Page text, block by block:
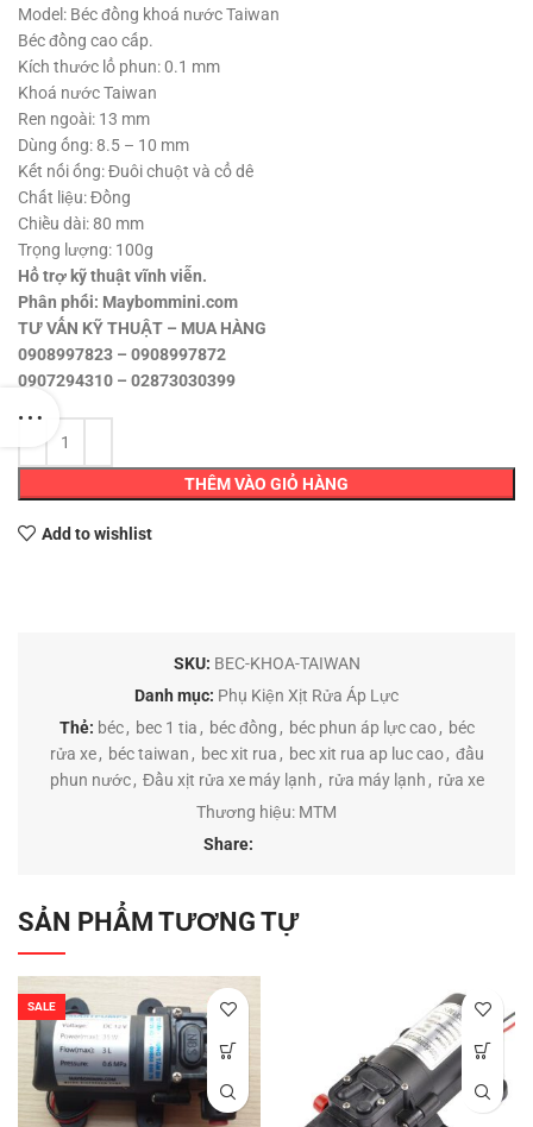
là:
120,000 ₫.
tại
75,000 ₫.
Model: Béc đồng khoá nước Taiwan
Béc đồng cao cấp.
Kích thước lổ phun: 0.1 mm
Khoá nước Taiwan
Ren ngoài: 13 mm
Dùng ống: 8.5 – 10 mm
Kết nối ống: Đuôi chuột và cổ dê
Chất liệu: Đồng
Chiều dài: 80 mm
Trọng lượng: 100g
Hổ trợ kỹ thuật vĩnh viễn.
Phân phối: Maybommini.com
TƯ VẤN KỸ THUẬT – MUA HÀNG
0908997823 – 0908997872
0907294310 – 02873030399
THÊM VÀO GIỎ HÀNG
Add to wishlist
SKU: BEC-KHOA-TAIWAN
Danh mục: Phụ Kiện Xịt Rửa Áp Lực
Thẻ: béc , bec 1 tia , béc đồng , béc phun áp lực cao , béc
rửa xe , béc taiwan , bec xit rua , bec xit rua ap luc cao , đầu
phun nước , Đầu xịt rửa xe máy lạnh , rửa máy lạnh , rửa xe
Thương hiệu: MTM
Share:
SẢN PHẨM TƯƠNG TỰ
SALE